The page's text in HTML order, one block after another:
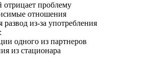
проблему
отношения
развод из-за употребления
одного из партнеров
из стационара